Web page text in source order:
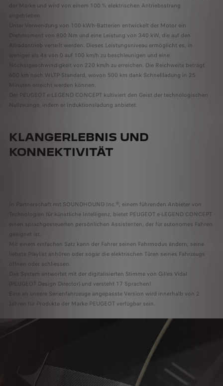
der Marke und wird von einem 100 % elektrischen Antriebsstrang
angetrieben.
Unter Verwendung von 100-kWh-Batterien entwickelt der Motor ein
Drehmoment von 800 Nm und eine Leistung von 340 kW, die auf den
Allradantrieb verteilt werden. Dieses Leistungsniveau ermöglicht es, in
weniger als 4s von 0 auf 100 km/h zu beschleunigen und eine
Höchstgeschwindigkeit von 220 km/h zu erreichen. Die Reichweite beträgt
600 km nach WLTP-Standard, wovon 500 km dank Schnellladung in 25
Minuten erreicht werden können.
Der PEUGEOT e-LEGEND CONCEPT kultiviert den Geist der technologischen
Nullzwänge, indem er Induktionsladung anbietet.
KLANGERLEBNIS UND
KONNEKTIVITÄT
In Partnerschaft mit SOUNDHOUND Inc.®, einem führenden Anbieter von
Technologien für künstliche Intelligenz, bietet PEUGEOT e-LEGEND CONCEPT
einen sprachgesteuerten persönlichen Assistenten, der für autonomes Fahren
geeignet ist.
Mit einem einfachen Satz kann der Fahrer seinen Fahrmodus ändern, seine
liebste Playlist anhören oder sogar die elektrischen Türen seines Fahrzeugs
öffnen oder schliessen.
Das System antwortet mit der digitalisierten Stimme von Gilles Vidal
(PEUGEOT Design Director) und versteht 17 Sprachen!
Eine an unsere Serienfahrzeuge angepasste Version wird innerhalb von 2
Jahren für Produkte der Marke PEUGEOT verfügbar sein.